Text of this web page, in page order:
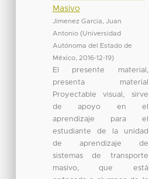
Masivo
Jimenez Garcia, Juan
Antonio (Universidad
Autónoma del Estado de
México, 2016-12-19)
El presente material,
presenta material
Proyectable visual, sirve
de apoyo en el
aprendizaje para el
estudiante de la unidad
de aprendizaje de
sistemas de transporte
masivo, que está